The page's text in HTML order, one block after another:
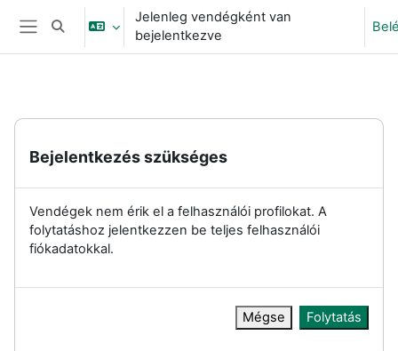
Tovább a fő tartalomhoz
Oldalpanel
Keresési bemeneti adatok váltása
Jelenleg vendégként van
bejelentkezve
Bejelentkezés szükséges
Vendégek nem érik el a felhasználói profilokat. A
folytatáshoz jelentkezzen be teljes felhasználói
fiókadatokkal.
Mégse Folytatás